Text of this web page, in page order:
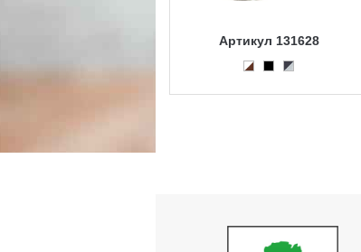
Артикул 131628